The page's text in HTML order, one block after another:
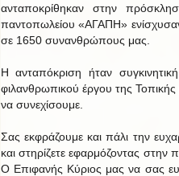
ανταποκρίθηκαν στην
παντοπωλείου «ΑΓΑΠΗ»
σε 1650 συνανθρώπους μας.
Η ανταπόκριση ήταν
φιλανθρωπικού έργου της
να συνεχίσουμε.
Σας εκφράζουμε και πάλι την
και στηρίζετε εφαρμόζοντας
Ο Επιφανής Κύριος μας να σας